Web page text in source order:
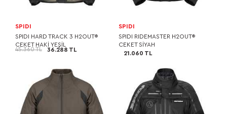
SPIDI
SPIDI HARD TRACK 3 H2OUT®
CEKET HAKİ YEŞİL
45.360 TL 36.288 TL
SPIDI
SPIDI RIDEMASTER H2OUT®
CEKET SİYAH
21.060 TL